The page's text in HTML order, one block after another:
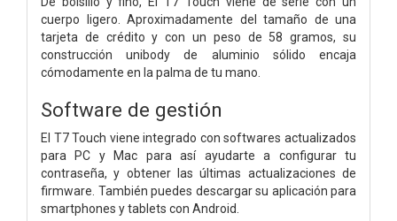
cuerpo ligero. Aproximadamente del tamaño de una
tarjeta de crédito y con un peso de 58 gramos, su
construcción unibody de aluminio sólido encaja
cómodamente en la palma de tu mano.
Software de gestión
El T7 Touch viene integrado con softwares actualizados
para PC y Mac para así ayudarte a configurar tu
contraseña, y obtener las últimas actualizaciones de
firmware. También puedes descargar su aplicación para
smartphones y tablets con Android.